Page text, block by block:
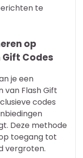
te
op
Codes
je een
van Flash Gift
codes
Deze methode
toegang tot
vergroten.